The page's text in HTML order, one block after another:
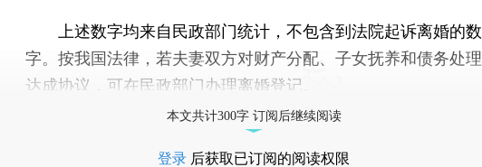
上述数字均来自民政部门统计，不包含到法院起诉离婚的数
字。按我国法律，若夫妻双方对财产分配、子女抚养和债务处理
达成协议，可在民政部门办理离婚登记。
本文共计300字 订阅后继续阅读
登录 后获取已订阅的阅读权限